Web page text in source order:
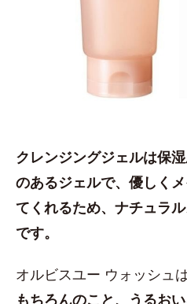
クレンジングジェルは保
のあるジェルで、優しく
てくれるため、ナチュラ
です。
オルビスユー ウォッシュ
もちろんのこと、うるお